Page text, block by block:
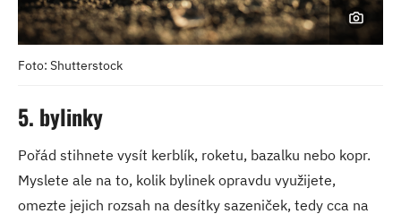
Foto: Shutterstock
5. bylinky
Pořád stihnete vysít kerblík, roketu, bazalku nebo kopr.
Myslete ale na to, kolik bylinek opravdu využijete,
omezte jejich rozsah na desítky sazeniček, tedy cca na